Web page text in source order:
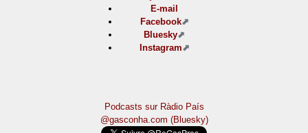
E-mail
Facebook
Bluesky
Instagram
Podcasts sur Ràdio País
@gasconha.com (Bluesky)